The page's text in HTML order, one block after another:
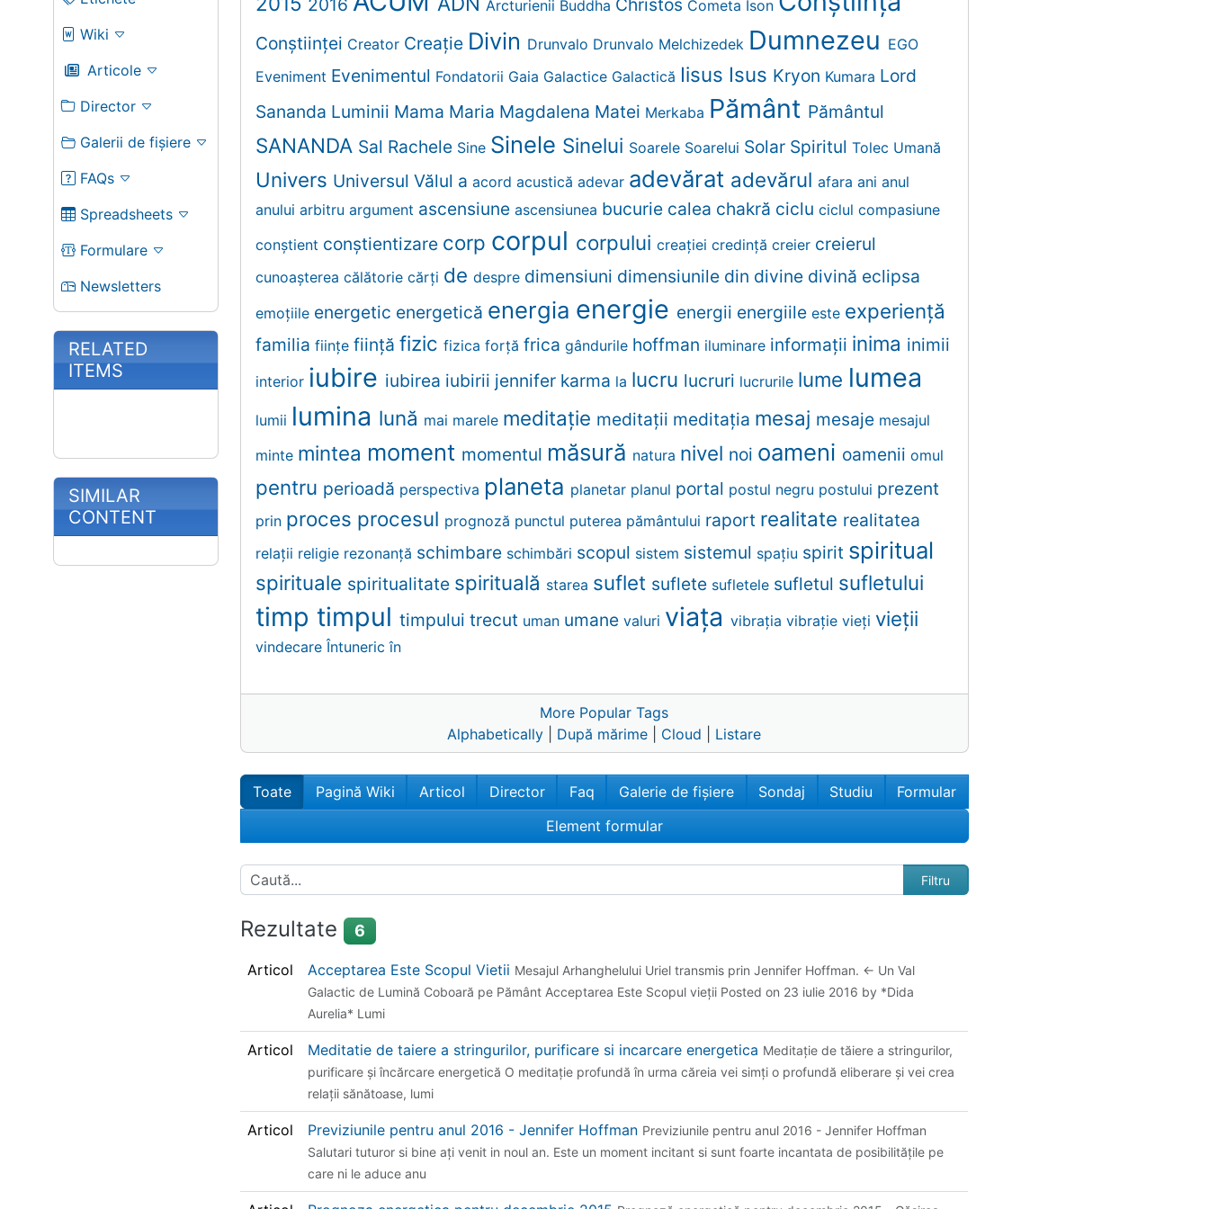
2016 Arcturienii Buddha Christos Cometa Ison
Conștiinței Creator Creaţie Divin Drunvalo Drunvalo Melchizedek Dumnezeu EGO
Eveniment Evenimentul Fondatorii Gaia Galactice Galactică Iisus Isus Kryon Kumara Lord
Sananda Luminii Mama Maria Magdalena Matei Merkaba Pământ Pământul
SANANDA Sal Rachele Sine Sinele Sinelui Soarele Soarelui Solar SpiritulTolec Umană
Univers UniversulVălul aacordacusticăadevar adevărat adevărulafaraanianul
anuluiarbitruargument ascensiuneascensiunea bucurie calea chakră cicluciclulcompasiune
conştient conştientizare corp corpul corpuluicreațieicredinţăcreier creierul
cunoaştereacălătoriecărţi dedespre dimensiuni dimensiunile din divine divină eclipsa
emoţiile energetic energetică energia energie energii energiileeste experiență
familiafiinţefiinţăfizicfizicaforțăfricagândurile hoffman iluminare informații inima inimii
interior iubire iubirea iubirii jennifer karma la lucru lucruri lucrurile lume lumea
lumii lumina lună mai marele meditaţie meditaţii meditația mesaj mesaje mesajul
minte mintea moment momentul măsură natura nivel noi oameni oameniiomul
pentru perioadă perspectiva planeta planetar planul portal postul negru postului prezent
prin proces procesul prognoză punctul puterea pământului raport realitate realitatea
relații religie rezonanţă schimbare schimbări scopul sistem sistemul spațiu spirit spiritual
spirituale spiritualitate spirituală starea suflet suflete sufletele sufletul sufletului
timptimpultimpuluitrecut uman umanevaluri viaţavibraţiavibrațievieți vieții
vindecareÎntunericîn
More Popular Tags
Alphabetically
După mărime Cloud Listare
Toate Pagină Wiki Articol Director Faq Galerie de fișiere Sondaj Studiu
Formular
Element formular
Rezultate 6
Articol Acceptarea Este Scopul Vietii Mesajul Arhanghelului Uriel transmis prin Jennifer Hoffman. ← Un Val
Galactic de Lumină Coboară pe Pământ Acceptarea Este Scopul vieții Posted on 23 iulie 2016 by *Dida
Aurelia* Lumi
Articol Meditatie de taiere a stringurilor, purificare si incarcare energetica Meditaţie de tăiere a stringurilor,
purificare şi încărcare energetică O meditaţie profundă în urma căreia vei simţi o profundă eliberare şi vei crea
relaţii sănătoase, lumi
Articol Previziunile pentru anul 2016 - Jennifer Hoffman Previziunile pentru anul 2016 - Jennifer Hoffman
Salutari tuturor si bine ați venit in noul an. Este un moment incitant si sunt foarte incantata de posibilitățile pe
care ni le aduce anu
Wiki
Articole
Director
Galerii de fișiere
FAQs
Spreadsheets
Formulare
Newsletters
RELATED
ITEMS
SIMILAR
CONTENT